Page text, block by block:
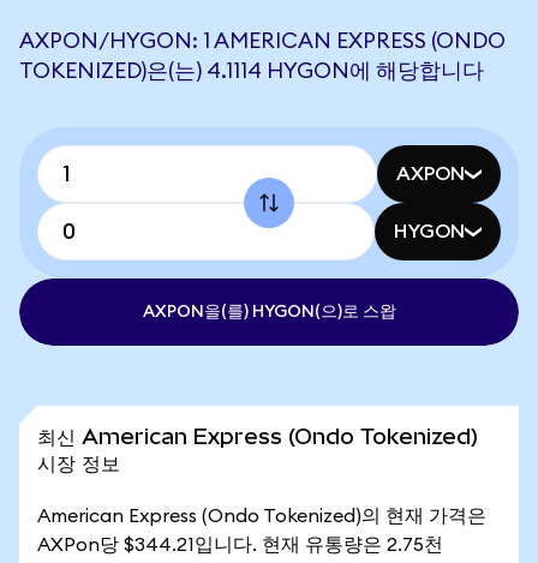
AXPON/HYGON: 1 AMERICAN EXPRESS (ONDO
TOKENIZED)은(는) 4.1114 HYGON에 해당합니다
AXPON
HYGON
AXPON을(를) HYGON(으)로 스왑
최신 American Express (Ondo Tokenized)
시장 정보
American Express (Ondo Tokenized)의 현재 가격은
AXPon당 $344.21입니다. 현재 유통량은 2.75천